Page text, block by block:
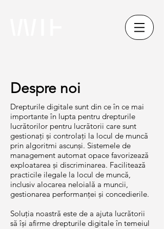
Despre noi
Drepturile digitale sunt din ce în ce mai
importante în lupta pentru drepturile
lucrătorilor pentru lucrătorii care sunt
gestionați și controlați la locul de muncă
prin algoritmi ascunși. Sistemele de
management automat opace favorizează
exploatarea și discriminarea. Facilitează
practicile ilegale la locul de muncă,
inclusiv alocarea neloială a muncii,
gestionarea performanței și concedierile.
Soluția noastră este de a ajuta lucrătorii
să își afirme drepturile digitale în temeiul